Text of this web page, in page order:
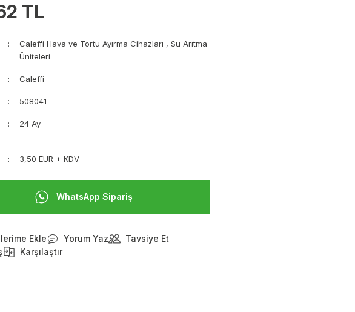
TL
Caleffi Hava ve Tortu Ayırma Cihazları , Su Arıtma
Üniteleri
Caleffi
508041
24 Ay
3,50 EUR + KDV
WhatsApp Sipariş
Yorum Yaz
Tavsiye Et
Karşılaştır